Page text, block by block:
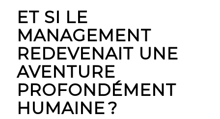
ET SI LE
MANAGEMENT
REDEVENAIT UNE
AVENTURE
PROFONDÉMENT
HUMAINE ?